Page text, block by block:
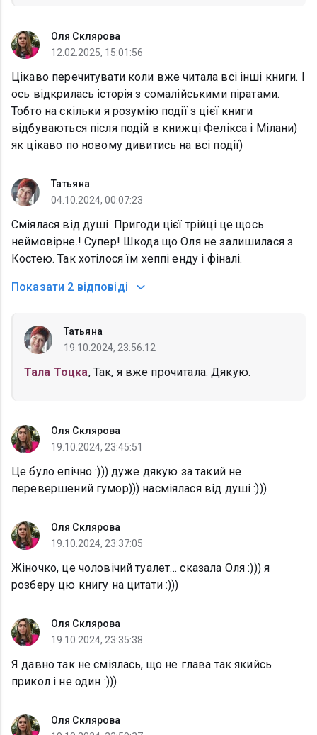
Оля Склярова
12.02.2025, 15:01:56
Цікаво перечитувати коли вже читала всі інші книги. І
ось відкрилась історія з сомалійськими піратами.
Тобто на скільки я розумію події з цієї книги
відбуваються після подій в книжці Фелікса і Мілани)
як цікаво по новому дивитись на всі події)
Татьяна
04.10.2024, 00:07:23
Сміялася від душі. Пригоди цієї трійці це щось
неймовірне.! Супер! Шкода що Оля не залишилася з
Костею. Так хотілося їм хеппі енду і фіналі.
Показати 2 відповіді
Татьяна
19.10.2024, 23:56:12
Тала Тоцка, Так, я вже прочитала. Дякую.
Оля Склярова
19.10.2024, 23:45:51
Це було епічно :))) дуже дякую за такий не
перевершений гумор))) насміялася від душі :)))
Оля Склярова
19.10.2024, 23:37:05
Жіночко, це чоловічий туалет… сказала Оля :))) я
розберу цю книгу на цитати :)))
Оля Склярова
19.10.2024, 23:35:38
Я давно так не сміялась, що не глава так якийсь
прикол і не один :)))
Оля Склярова